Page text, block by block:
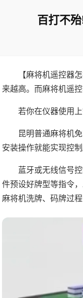
百打不
【麻将机遥控器
来越高。而麻将机遥
若你在仪器使用
昆明普通麻将机
安装操作就能实现控
蓝牙或无线信号
件预设好牌型等指令
麻将机洗牌、码牌过